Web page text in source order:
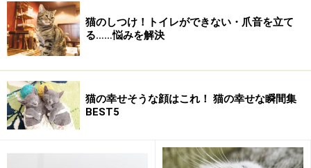
猫のしつけ！トイレができない・爪音を立て
る……悩みを解決
猫の幸せそうな顔はこれ！ 猫の幸せな瞬間集
BEST5